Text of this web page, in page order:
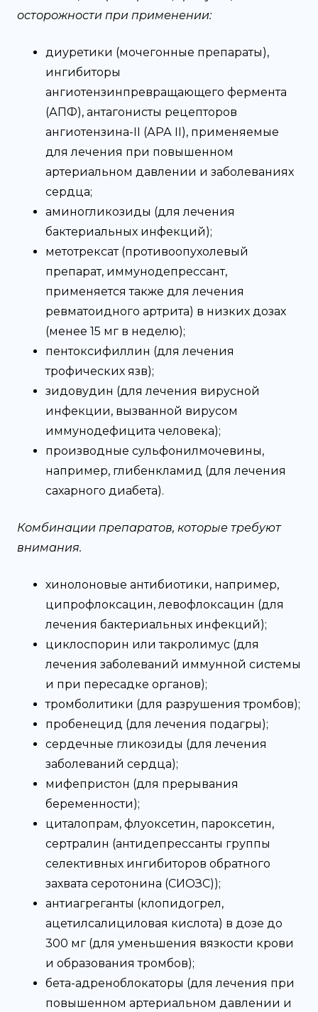
осторожности при применении:
диуретики (мочегонные препараты),
ингибиторы
ангиотензинпревращающего фермента
(АПФ), антагонисты рецепторов
ангиотензина-II (АРА II), применяемые
для лечения при повышенном
артериальном давлении и заболеваниях
сердца;
аминогликозиды (для лечения
бактериальных инфекций);
метотрексат (противоопухолевый
препарат, иммунодепрессант,
применяется также для лечения
ревматоидного артрита) в низких дозах
(менее 15 мг в неделю);
пентоксифиллин (для лечения
трофических язв);
зидовудин (для лечения вирусной
инфекции, вызванной вирусом
иммунодефицита человека);
производные сульфонилмочевины,
например, глибенкламид (для лечения
сахарного диабета).
Комбинации препаратов, которые требуют
внимания.
хинолоновые антибиотики, например,
ципрофлоксацин, левофлоксацин (для
лечения бактериальных инфекций);
циклоспорин или такролимус (для
лечения заболеваний иммунной системы
и при пересадке органов);
тромболитики (для разрушения тромбов);
пробенецид (для лечения подагры);
сердечные гликозиды (для лечения
заболеваний сердца);
мифепристон (для прерывания
беременности);
циталопрам, флуоксетин, пароксетин,
сертралин (антидепрессанты группы
селективных ингибиторов обратного
захвата серотонина (СИОЗС));
антиагреганты (клопидогрел,
ацетилсалициловая кислота) в дозе до
300 мг (для уменьшения вязкости крови
и образования тромбов);
бета-адреноблокаторы (для лечения при
повышенном артериальном давлении и